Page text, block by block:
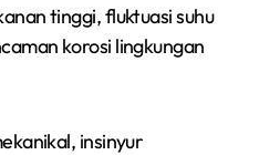
tinggi, fluktuasi suhu
korosi lingkungan
insinyur